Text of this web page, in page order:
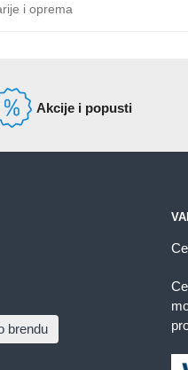
i oprema
Akcije i popusti
brendu